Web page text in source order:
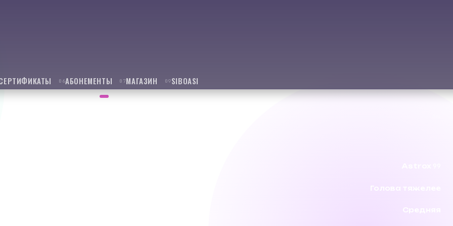
06АБОНЕМЕНТЫ 07МАГАЗИН 09SIBOASI
Голова тяжелее
Средняя